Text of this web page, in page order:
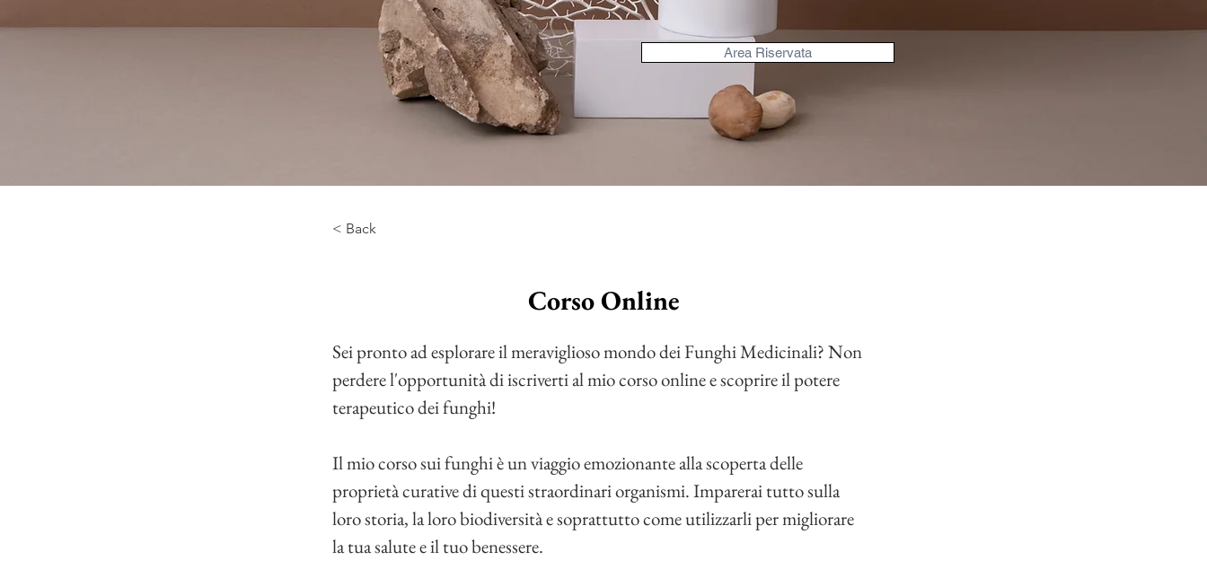
Area Riservata
< Back
Corso Online
Sei pronto ad esplorare il meraviglioso mondo dei Funghi Medicinali? Non
perdere l'opportunità di iscriverti al mio corso online e scoprire il potere
terapeutico dei funghi!
Il mio corso sui funghi è un viaggio emozionante alla scoperta delle
proprietà curative di questi straordinari organismi. Imparerai tutto sulla
loro storia, la loro biodiversità e soprattutto come utilizzarli per migliorare
la tua salute e il tuo benessere.